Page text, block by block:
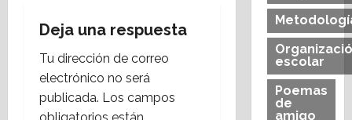
c
i
ó
Deja una respuesta
Tu dirección de correo
electrónico no será
publicada. Los campos
escolar
Poemas
de
amigo